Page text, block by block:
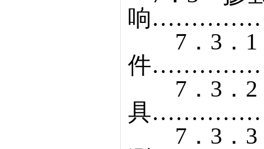
响
7．3．1
件
7．3．2
具
7．3．3